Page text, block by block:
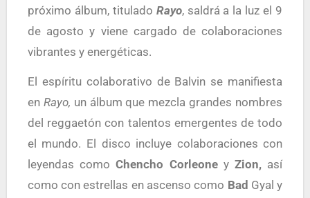
próximo álbum, titulado Rayo, saldrá a la luz el 9
de agosto y viene cargado de colaboraciones
vibrantes y energéticas.
El espíritu colaborativo de Balvin se manifiesta
en Rayo, un álbum que mezcla grandes nombres
del reggaetón con talentos emergentes de todo
el mundo. El disco incluye colaboraciones con
leyendas comoChencho Corleoney Zion, así
como con estrellas en ascenso como Bad Gyal y